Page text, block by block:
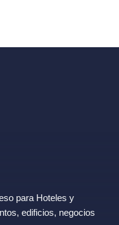
para Hoteles y
edificios, negocios